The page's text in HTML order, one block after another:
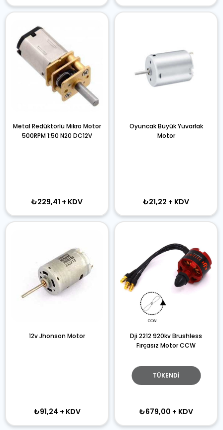
Metal Redüktörlü Mikro Motor
500RPM 1:50 N20 DC12V
₺229,41 + KDV
Oyuncak Büyük Yuvarlak
Motor
₺21,22 + KDV
12v Jhonson Motor
₺91,24 + KDV
TÜKENDI
Dji 2212 920kv Brushless
Fırçasız Motor CCW
₺679,00 + KDV